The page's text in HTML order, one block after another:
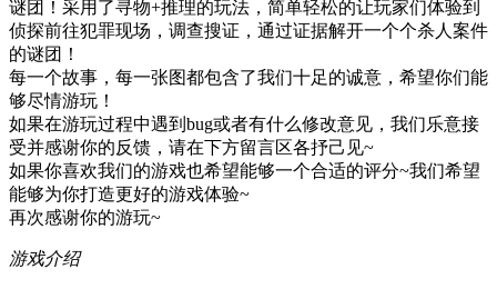
谜团！采用了寻物+推理的玩法，简单轻松的让玩家们体验到
侦探前往犯罪现场，调查搜证，通过证据解开一个个杀人案件
的谜团！
每一个故事，每一张图都包含了我们十足的诚意，希望你们能
够尽情游玩！
如果在游玩过程中遇到bug或者有什么修改意见，我们乐意接
受并感谢你的反馈，请在下方留言区各抒己见~
如果你喜欢我们的游戏也希望能够一个合适的评分~我们希望
能够为你打造更好的游戏体验~
再次感谢你的游玩~
游戏介绍